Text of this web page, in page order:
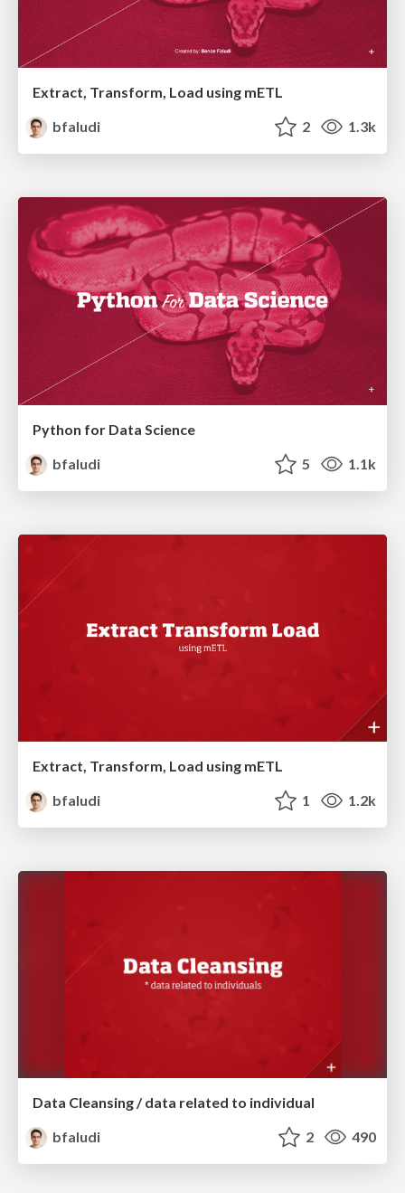
Extract, Transform, Load using mETL
bfaludi
2 1.3k
Python for Data Science
bfaludi
5 1.1k
Extract, Transform, Load using mETL
bfaludi
1 1.2k
Data Cleansing / data related to individual
bfaludi
2 490